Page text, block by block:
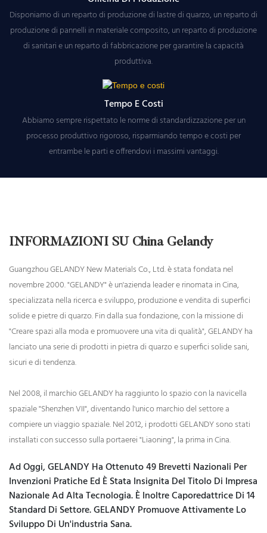
Disponiamo di un reparto di produzione di lastre di quarzo, un reparto di
produzione di pannelli in materiale composito, un reparto di produzione
di sanitari e un reparto di fabbricazione per garantire la capacità
produttiva.
Tempo E Costi
Abbiamo sempre rispettato le norme di standardizzazione per un
processo produttivo rigoroso, risparmiando tempo e costi per
entrambe le parti e offrendovi i massimi vantaggi.
INFORMAZIONI SU China Gelandy
Guangzhou GELANDY New Materials Co., Ltd. è stata fondata nel
novembre 2000. "GELANDY" è un'azienda leader e rinomata in Cina,
specializzata nella ricerca e sviluppo, produzione e vendita di superfici
solide e pietre di quarzo. Fin dalla sua fondazione, con la missione di
"Creare spazi alla moda e promuovere una vita di qualità", GELANDY ha
lanciato una serie di prodotti in pietra di quarzo e superfici solide sani,
sicuri e di tendenza.
Nel 2008, il marchio GELANDY ha raggiunto lo spazio con la navicella
spaziale "Shenzhen VII", diventando l'unico marchio del settore a
compiere un viaggio spaziale. Nel 2012, i prodotti GELANDY sono stati
installati con successo sulla portaerei "Liaoning", la prima in Cina.
Ad Oggi, GELANDY Ha Ottenuto 49 Brevetti Nazionali Per
Invenzioni Pratiche Ed È Stata Insignita Del Titolo Di Impresa
Nazionale Ad Alta Tecnologia. È Inoltre Caporedattrice Di 14
Standard Di Settore. GELANDY Promuove Attivamente Lo
Sviluppo Di Un'industria Sana.